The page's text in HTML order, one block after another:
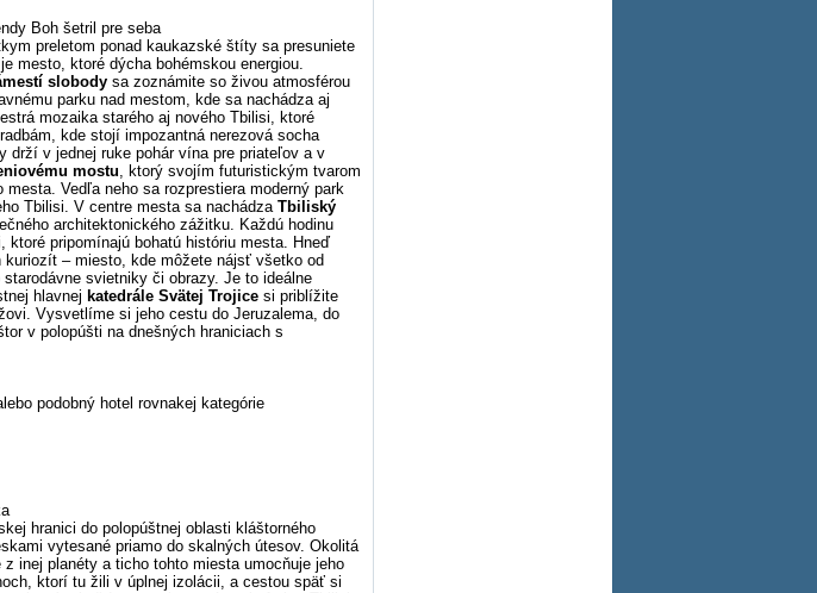
Boh šetril pre seba
preletom ponad kaukazské štíty sa presuniete
mesto, ktoré dýcha bohémskou energiou.
slobody sa zoznámite so živou atmosférou
parku nad mestom, kde sa nachádza aj
mozaika starého aj nového Tbilisi, ktoré
kde stojí impozantná nerezová socha
drží v jednej ruke pohár vína pre priateľov a v
mostu, ktorý svojím futuristickým tvarom
Vedľa neho sa rozprestiera moderný park
Tbilisi. V centre mesta sa nachádza Tbiliský
architektonického zážitku. Každú hodinu
pripomínajú bohatú históriu mesta. Hneď
– miesto, kde môžete nájsť všetko od
svietniky či obrazy. Je to ideálne
hlavnej katedrále Svätej Trojice si priblížite
Vysvetlíme si jeho cestu do Jeruzalema, do
v polopúšti na dnešných hraniciach s
podobný hotel rovnakej kategórie
hranici do polopúštnej oblasti kláštorného
vytesané priamo do skalných útesov. Okolitá
inej planéty a ticho tohto miesta umocňuje jeho
ktorí tu žili v úplnej izolácii, a cestou späť si